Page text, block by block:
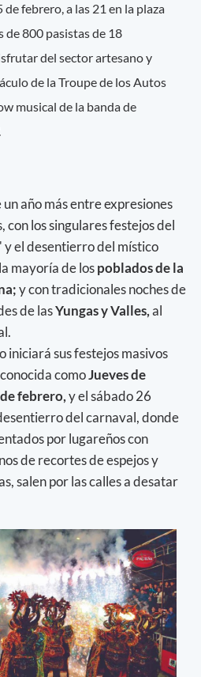
de febrero, a las 21 en la plaza
de 800 pasistas de 18
del sector artesano y
de la Troupe de los Autos
musical de la banda de
año más entre expresiones
con los singulares festejos del
el desentierro del místico
mayoría de lospoblados de la
y con tradicionales noches de
de lasYungas y Valles,al
iniciará sus festejos masivos
comoJueves de
febrero,y el sábado 26
del carnaval, donde
por lugareños con
de recortes de espejos y
salen por las calles a desatar